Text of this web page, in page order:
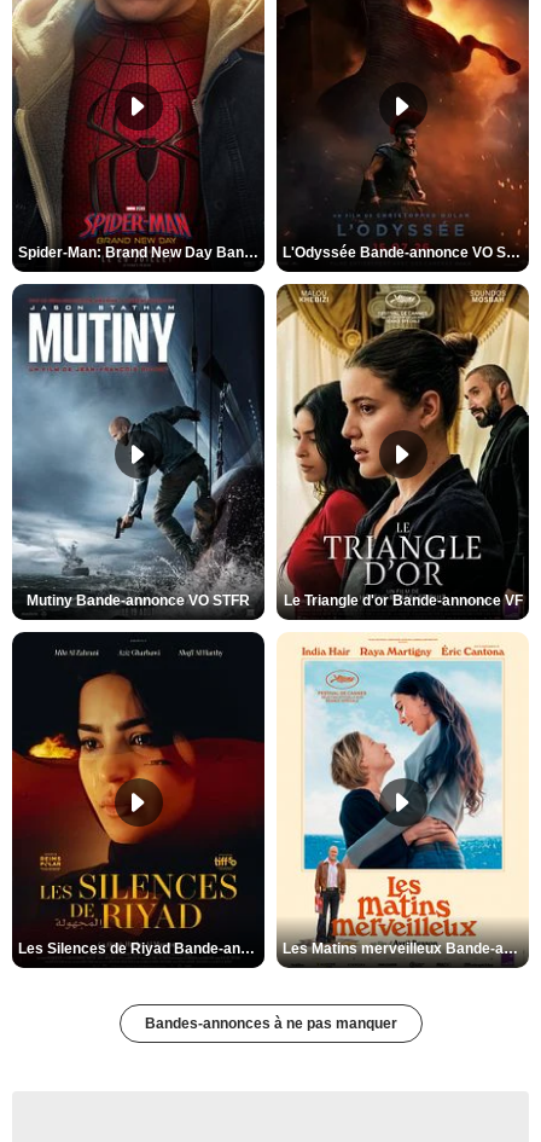
Spider-Man: Brand New Day Bande-annonce VO STFR L'Odyssée Bande-annonce VO STFR
Mutiny Bande-annonce VO STFR Le Triangle d'or Bande-annonce VF
Les Silences de Riyad Bande-annonce VO STFR Les Matins merveilleux Bande-annonce VF
Bandes-annonces à ne pas manquer